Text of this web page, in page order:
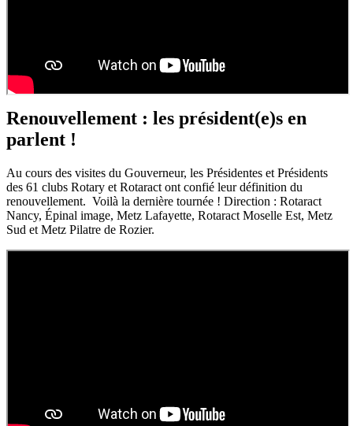
Renouvellement : les président(e)s en
parlent !
Au cours des visites du Gouverneur, les Présidentes et Présidents
des 61 clubs Rotary et Rotaract ont confié leur définition du
renouvellement. Voilà la dernière tournée ! Direction : Rotaract
Nancy, Épinal image, Metz Lafayette, Rotaract Moselle Est, Metz
Sud et Metz Pilatre de Rozier.